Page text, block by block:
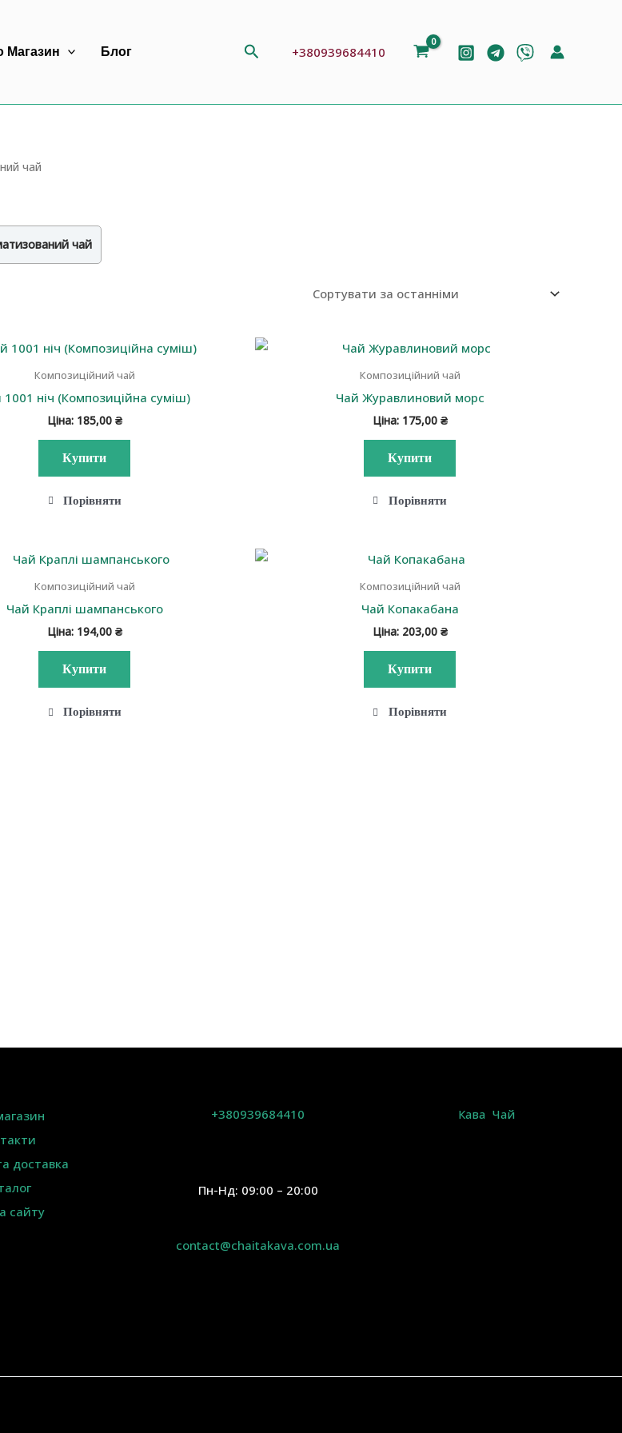
Магазин Блог Пошук+380939684410
чай
чай
Композиційний чай
1001 ніч (Композиційна суміш)
Ціна: 185,00 ₴
Купити
Порівняти
Композиційний чай
Чай Журавлиновий морс
Ціна: 175,00 ₴
Купити
Порівняти
Композиційний чай
Чай Краплі шампанського
Ціна: 194,00 ₴
Купити
Порівняти
Композиційний чай
Чай Копакабана
Ціна: 203,00 ₴
Купити
Порівняти
доставка
сайту
+380939684410
Пн-Нд: 09:00 – 20:00
contact@chaitakava.com.ua
Кава Чай